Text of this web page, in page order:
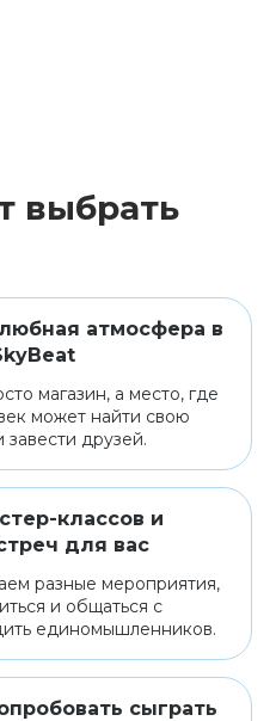
выбрать
атмосфера в
магазин, а место, где
может найти свою
друзей.
классов и
для вас
разные мероприятия,
и общаться с
единомышленников.
сыграть